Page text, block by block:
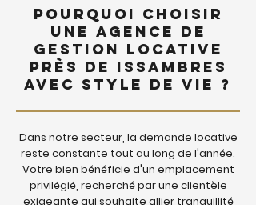
Pourquoi choisir
une agence de
gestion locative
près de Issambres
avec Style de Vie ?
Dans notre secteur, la demande locative
reste constante tout au long de l'année.
Votre bien bénéficie d'un emplacement
privilégié, recherché par une clientèle
exigeante qui souhaite allier tranquillité